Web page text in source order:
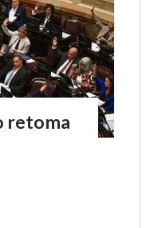
retoma